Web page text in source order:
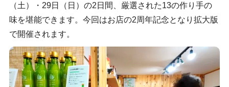
（土）・29日（日）の2日間、厳選された13の作り手の
味を堪能できます。今回はお店の2周年記念となり拡大版
で開催されます。